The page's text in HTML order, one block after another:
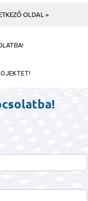
OLDAL »